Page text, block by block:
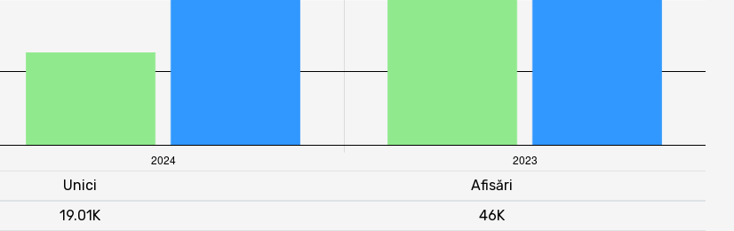
Unici
Afisări
19.01K 46K